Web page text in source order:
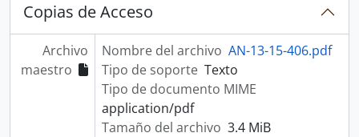
Copias de Acceso
Archivo
maestro
Nombre del archivo AN-13-15-406.pdf
Tipo de soporte Texto
Tipo de documento MIME
application/pdf
Tamaño del archivo 3.4 MiB